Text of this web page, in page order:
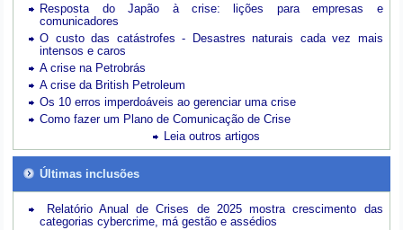
Resposta do Japão à crise: lições para empresas e
comunicadores
O custo das catástrofes -
Desastres naturais cada vez mais
intensos e caros
A crise na Petrobrás
A crise da British Petroleum
Os 10 erros imperdoáveis ao gerenciar uma crise
Como fazer um Plano de Comunicação de Crise
Leia outros artigos
Últimas inclusões
Relatório Anual de Crises de 2025 mostra crescimento das
categorias cybercrime, má gestão e assédios